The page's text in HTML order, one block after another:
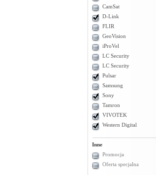
CamSat
D-Link
FLIR
GeoVision
iProVel
LC Security
LC Security
Pulsar
Samsung
Sony
Tamron
VIVOTEK
Western Digital
Inne
Promocja
Oferta specjalna